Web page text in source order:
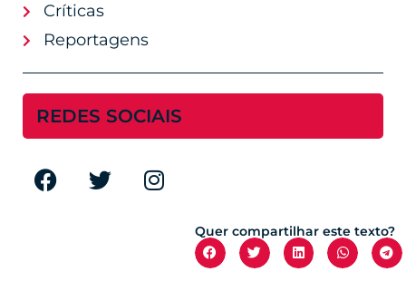
Críticas
Reportagens
REDES SOCIAIS
Quer compartilhar este texto?